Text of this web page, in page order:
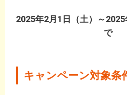
2025年2月1日（土）～
で
キャンペーン対象条